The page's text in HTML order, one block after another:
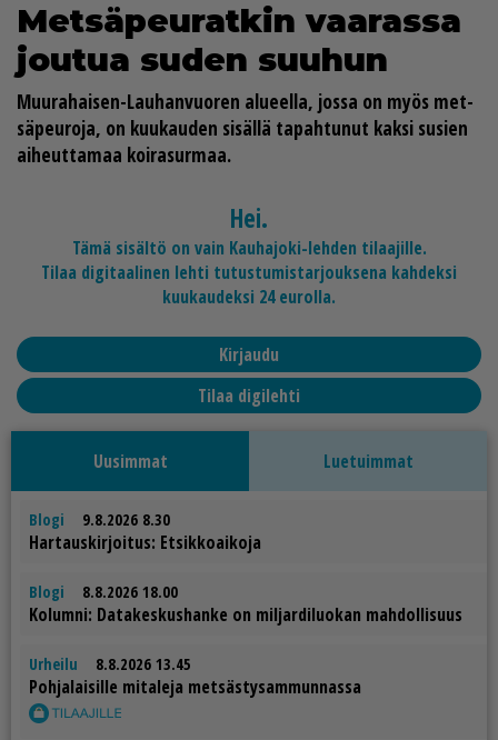
Met­sä­peu­rat­kin vaa­ras­sa
jou­tua su­den suu­hun
Muu­ra­hai­sen-Lau­han­vuo­ren alu­eel­la, jos­sa on myös met­
sä­peu­ro­ja, on kuu­kau­den si­säl­lä ta­pah­tu­nut kak­si su­sien
ai­heut­ta­maa koi­ra­sur­maa.
Hei.
Tämä sisältö on vain Kauhajoki-lehden tilaajille.
Tilaa digitaalinen lehti tutustumistarjouksena kahdeksi
kuukaudeksi 24 eurolla.
Kirjaudu
Tilaa digilehti
Uusimmat Luetuimmat
Blogi 9.8.2026 8.30
Har­taus­kir­joi­tus: Et­sik­ko­ai­ko­ja
Blogi 8.8.2026 18.00
Ko­lum­ni: Da­ta­kes­kus­han­ke on mil­jar­di­luo­kan mah­dol­li­suus
Urheilu 8.8.2026 13.45
Poh­ja­lai­sil­le mi­ta­le­ja met­säs­ty­sam­mun­nas­sa